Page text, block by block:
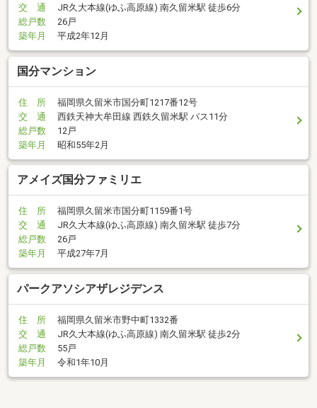
交 通
JR久大本線(ゆふ高原線) 南久留米駅 徒歩6分
総戸数
26戸
築年月
平成2年12月
国分マンション
住 所
福岡県久留米市国分町1217番12号
交 通
西鉄天神大牟田線 西鉄久留米駅 バス11分
総戸数
12戸
築年月
昭和55年2月
アメイズ国分ファミリエ
住 所
福岡県久留米市国分町1159番1号
交 通
JR久大本線(ゆふ高原線) 南久留米駅 徒歩7分
総戸数
26戸
築年月
平成27年7月
パークアソシアザレジデンス
住 所
福岡県久留米市野中町1332番
交 通
JR久大本線(ゆふ高原線) 南久留米駅 徒歩2分
総戸数
55戸
築年月
令和1年10月